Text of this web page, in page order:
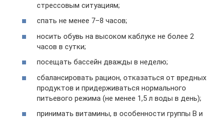
стрессовым ситуациям;
спать не менее 7–8 часов;
носить обувь на высоком каблуке не более 2
часов в сутки;
посещать бассейн дважды в неделю;
сбалансировать рацион, отказаться от вредных
продуктов и придерживаться нормального
питьевого режима (не менее 1,5 л воды в день);
принимать витамины, в особенности группы В и